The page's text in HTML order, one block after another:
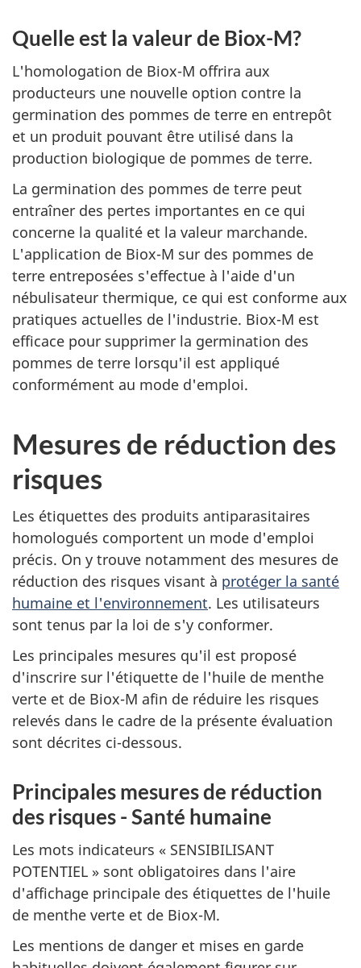
Quelle est la valeur de Biox-M?
L'homologation de Biox-M offrira aux
producteurs une nouvelle option contre la
germination des pommes de terre en entrepôt
et un produit pouvant être utilisé dans la
production biologique de pommes de terre.
La germination des pommes de terre peut
entraîner des pertes importantes en ce qui
concerne la qualité et la valeur marchande.
L'application de Biox-M sur des pommes de
terre entreposées s'effectue à l'aide d'un
nébulisateur thermique, ce qui est conforme aux
pratiques actuelles de l'industrie. Biox-M est
efficace pour supprimer la germination des
pommes de terre lorsqu'il est appliqué
conformément au mode d'emploi.
Mesures de réduction des
risques
Les étiquettes des produits antiparasitaires
homologués comportent un mode d'emploi
précis. On y trouve notamment des mesures de
réduction des risques visant à protéger la santé
humaine et l'environnement. Les utilisateurs
sont tenus par la loi de s'y conformer.
Les principales mesures qu'il est proposé
d'inscrire sur l'étiquette de l'huile de menthe
verte et de Biox-M afin de réduire les risques
relevés dans le cadre de la présente évaluation
sont décrites ci-dessous.
Principales mesures de réduction
des risques - Santé humaine
Les mots indicateurs « SENSIBILISANT
POTENTIEL » sont obligatoires dans l'aire
d'affichage principale des étiquettes de l'huile
de menthe verte et de Biox-M.
Les mentions de danger et mises en garde